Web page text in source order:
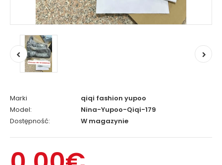
Marki
qiqi fashion yupoo
Model:
Nina-Yupoo-Qiqi-179
Dostępność:
W magazynie